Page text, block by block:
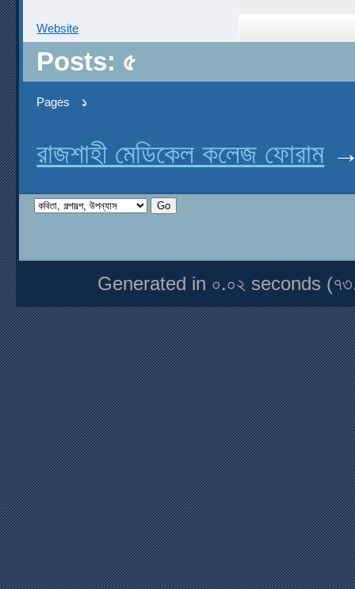
Website
Posts: ৫
Pages ১
রাজশাহী মেডিকেল কলেজ ফোরাম
Generated in ০.০২ seconds